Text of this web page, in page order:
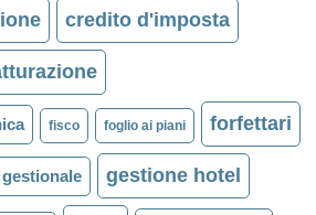
credito d'imposta
fisco foglio ai piani forfettari
gestionale gestione hotel